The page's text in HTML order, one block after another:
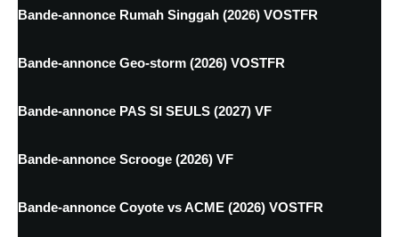
Bande-annonce Rumah Singgah (2026) VOSTFR
Bande-annonce Geo-storm (2026) VOSTFR
Bande-annonce PAS SI SEULS (2027) VF
Bande-annonce Scrooge (2026) VF
Bande-annonce Coyote vs ACME (2026) VOSTFR